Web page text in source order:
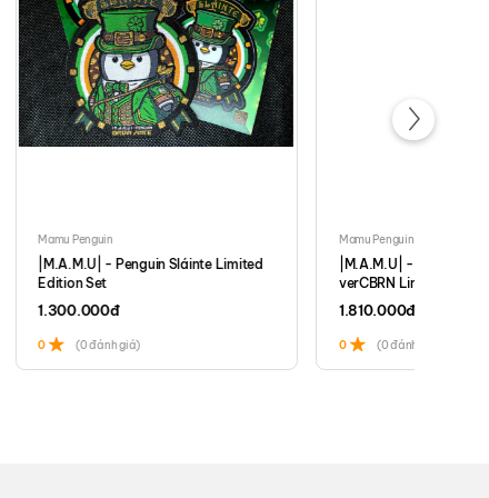
Mamu Penguin
|M.A.M.U| - Penguin Sláinte Limited
Edition Set
1.300.000đ
(0 đánh giá)
Mamu Penguin
|M.A.M.U| - Penguin Stay
verCBRN Limited Edition Set
1.810.000đ
(0 đánh giá)